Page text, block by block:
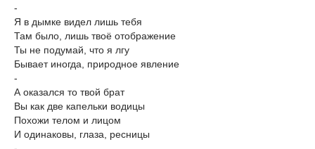
-
Я в дымке видел лишь тебя
Там было, лишь твоё отображение
Ты не подумай, что я лгу
Бывает иногда, природное явление
-
А оказался то твой брат
Вы как две капельки водицы
Похожи телом и лицом
И одинаковы, глаза, ресницы